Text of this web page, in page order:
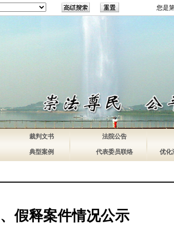
您是
裁判文书 法院公告
典型案例 代表委员联络 优化
假释案件情况公示